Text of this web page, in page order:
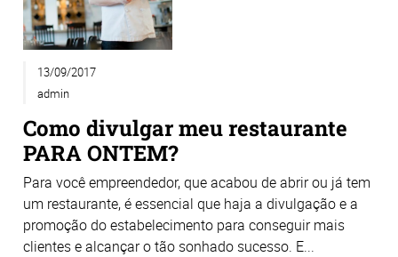
13/09/2017
admin
Como divulgar meu restaurante
PARA ONTEM?
Para você empreendedor, que acabou de abrir ou já tem
um restaurante, é essencial que haja a divulgação e a
promoção do estabelecimento para conseguir mais
clientes e alcançar o tão sonhado sucesso. E...